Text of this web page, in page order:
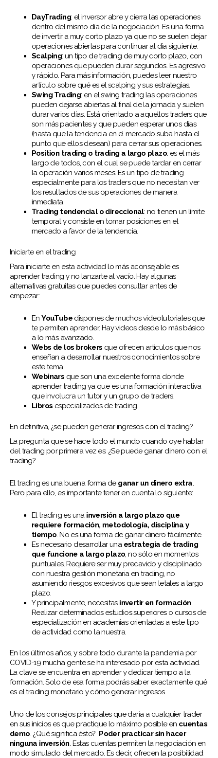
DayTrading: el inversor abre y cierra las operaciones
dentro del mismo día de la negociación. Es una forma
de invertir a muy corto plazo ya que no se suelen dejar
operaciones abiertas para continuar al día siguiente.
Scalping: un tipo de trading de muy corto plazo, con
operaciones que pueden durar segundos. Es agresivo
y rápido. Para más información, puedes leer nuestro
artículo sobre qué es el scalping y sus estrategias.
Swing Trading: en el swing trading las operaciones
pueden dejarse abiertas al final de la jornada y suelen
durar varios días. Está orientado a aquellos traders que
son más pacientes y que pueden esperar unos días
(hasta que la tendencia en el mercado suba hasta el
punto que ellos desean) para cerrar sus operaciones.
Position trading o trading a largo plazo: es el más
largo de todos, con el cual se puede tardar en cerrar
la operación varios meses. Es un tipo de trading
especialmente para los traders que no necesitan ver
los resultados de sus operaciones de manera
inmediata.
Trading tendencial o direccional: no tienen un límite
temporal y consiste en tomar posiciones en el
mercado a favor de la tendencia.
Iniciarte en el trading
Para iniciarte en esta actividad lo más aconsejable es
aprender trading y no lanzarte al vacío. Hay algunas
alternativas gratuitas que puedes consultar antes de
empezar:
EnYouTube dispones de muchos videotutoriales que
te permiten aprender. Hay videos desde lo más básico
a lo más avanzado.
Webs de los brokers que ofrecen artículos que nos
enseñan a desarrollar nuestros conocimientos sobre
este tema.
Webinars que son una excelente forma donde
aprender trading ya que es una formación interactiva
que involucra un tutor y un grupo de traders.
Libros especializados de trading.
En definitiva, ¿se pueden generar ingresos con el trading?
La pregunta que se hace todo el mundo cuando oye hablar
del trading por primera vez es: ¿Se puede ganar dinero con el
trading?
El trading es una buena forma de ganar un dinero extra.
Pero para ello, es importante tener en cuenta lo siguiente:
El trading es una inversión a largo plazo que
requiere formación, metodología, disciplina y
tiempo. No es una forma de ganar dinero fácilmente.
Es necesario desarrollar una estrategia de trading
que funcione a largo plazo, no sólo en momentos
puntuales. Requiere ser muy precavido y disciplinado
con nuestra gestión monetaria en trading, no
asumiendo riesgos excesivos que sean letales a largo
plazo.
Y principalmente, necesitas invertir en formación.
Realizar determinados estudios superiores o cursos de
especialización en academias orientadas a este tipo
de actividad como la nuestra.
En los últimos años, y sobre todo durante la pandemia por
COVID-19 mucha gente se ha interesado por esta actividad.
La clave se encuentra en aprender y dedicar tiempo a la
formación. Solo de esa forma podrás saber exactamente qué
es el trading monetario y cómo generar ingresos.
Uno de los consejos principales que daría a cualquier trader
en sus inicios es que practique lo máximo posible en cuentas
demo. ¿Qué significa ésto? Poder practicar sin hacer
ninguna inversión. Estas cuentas permiten la negociación en
modo simulado del mercado. Es decir, ofrecen la posibilidad